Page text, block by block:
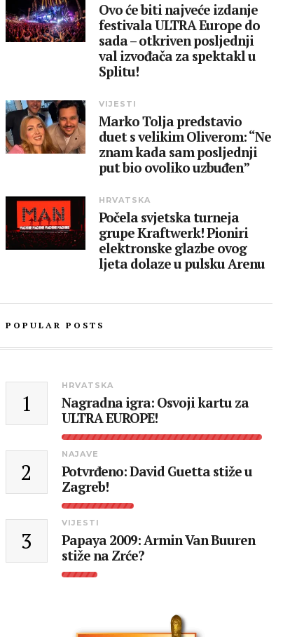
Ovo će biti najveće izdanje
festivala ULTRA Europe do
sada – otkriven posljednji
val izvođača za spektakl u
Splitu!
VIJESTI
Marko Tolja predstavio
duet s velikim Oliverom: “Ne
znam kada sam posljednji
put bio ovoliko uzbuđen”
HRVATSKA
Počela svjetska turneja
grupe Kraftwerk! Pioniri
elektronske glazbe ovog
ljeta dolaze u pulsku Arenu
POPULAR POSTS
1
HRVATSKA
Nagradna igra: Osvoji kartu za
ULTRA EUROPE!
2
NAJAVE
Potvrđeno: David Guetta stiže u
Zagreb!
3
VIJESTI
Papaya 2009: Armin Van Buuren
stiže na Zrće?